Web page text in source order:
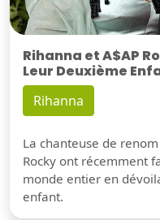
Rihanna et A$AP
Leur Deuxième
Rihanna
La chanteuse de
Rocky ont récemment
monde entier en
enfant.